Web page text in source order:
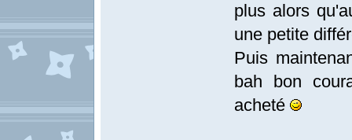
plus alors
une petite
Puis
bah bon
acheté